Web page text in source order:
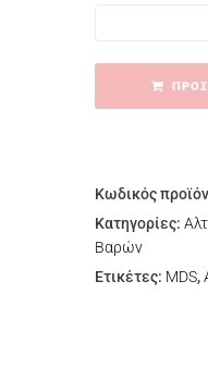
Κωδικός
Κατηγορίες:
Βαρών
Ετικέτες: MDS,